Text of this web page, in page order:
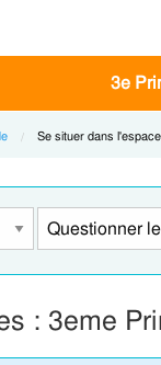
3e
Current:
Se situer dans l'espace
: 3eme